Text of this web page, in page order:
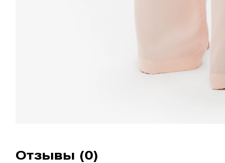
Отзывы (0)